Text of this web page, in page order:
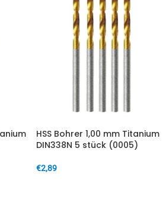
HSS Bohrer 1,00 mm Titanium
DIN338N 5 stück (0005)
€2,89